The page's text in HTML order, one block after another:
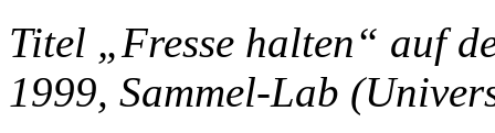
Titel „Fresse halten“ auf
1999, Sammel-Lab